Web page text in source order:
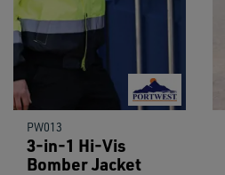
PW013
3-in-1 Hi-Vis
Bomber Jacket